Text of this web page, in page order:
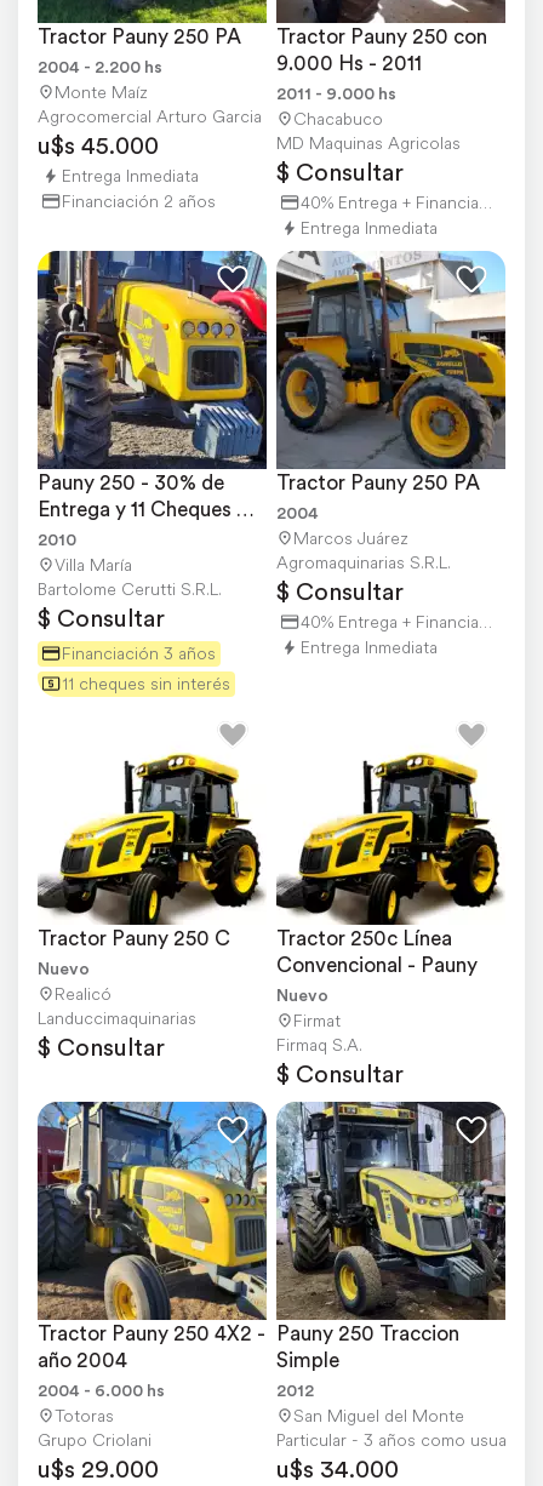
Tractor Pauny 250 PA
2004 - 2.200 hs
Monte Maíz
Agrocomercial Arturo Garcia
u$s 45.000
Entrega Inmediata
Financiación 2 años
Tractor Pauny 250 con
9.000 Hs - 2011
2011 - 9.000 hs
Chacabuco
MD Maquinas Agricolas
$ Consultar
40% Entrega + Financiación
Entrega Inmediata
Pauny 250 - 30% de
Entrega y 11 Cheques
Mensuales S Interes
2010
Villa María
Bartolome Cerutti S.R.L.
$ Consultar
Financiación 3 años
11 cheques sin interés
Tractor Pauny 250 PA
2004
Marcos Juárez
Agromaquinarias S.R.L.
$ Consultar
40% Entrega + Financiación
Entrega Inmediata
Tractor Pauny 250 C
Nuevo
Realicó
Landuccimaquinarias
$ Consultar
Tractor 250c Línea
Convencional - Pauny
Nuevo
Firmat
Firmaq S.A.
$ Consultar
Tractor Pauny 250 4X2 -
año 2004
2004 - 6.000 hs
Totoras
Grupo Criolani
u$s 29.000
Pauny 250 Traccion
Simple
2012
San Miguel del Monte
Particular - 3 años como usuario
u$s 34.000